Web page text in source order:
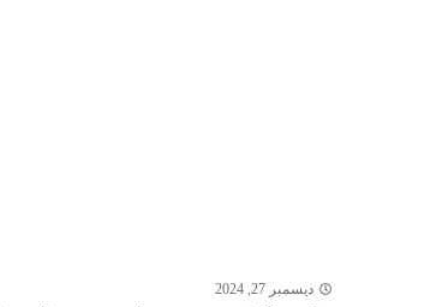
ديسمبر 27, 2024